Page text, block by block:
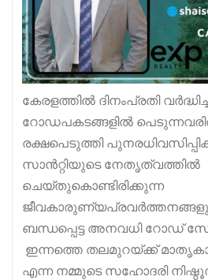
കേരളത്തിൽ ദിനംപ്രതി
റോഡപകടങ്ങളിൽ
രക്ഷപെടുത്തി
സാൻറ്റിയുടെ നേതൃത്വത്തിൽ
ചെയ്തുകൊണ്ടിരിക്കുന്ന
ബന്ധപ്പെട്ട അനവധി റോഡ്
ഇന്നത്തെ തലമുറയ്ക്ക്
എന്ന നമ്മുടെ സഹോദരി